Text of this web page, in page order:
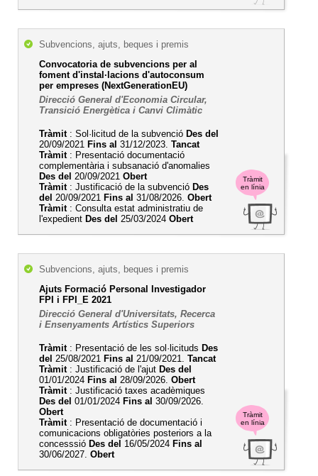
Tràmit
en línia
Subvencions, ajuts, beques i premis
Convocatoria de subvencions per al
foment d'instal·lacions d'autoconsum
per empreses (NextGenerationEU)
Direcció General d'Economia Circular,
Transició Energètica i Canvi Climàtic
Tràmit: Sol·licitud de la subvenció Des del
20/09/2021 Fins al 31/12/2023. Tancat
Tràmit: Presentació documentació
complementària i subsanació d'anomalies
Des del 20/09/2021 Obert
Tràmit: Justificació de la subvenció Des
del 20/09/2021 Fins al 31/08/2026. Obert
Tràmit: Consulta estat administratiu de
l'expedient Des del 25/03/2024 Obert
Tràmit
en línia
Subvencions, ajuts, beques i premis
Ajuts Formació Personal Investigador
FPI i FPI_E 2021
Direcció General d'Universitats, Recerca
i Ensenyaments Artístics Superiors
Tràmit: Presentació de les sol·licituds Des
del 25/08/2021 Fins al 21/09/2021. Tancat
Tràmit: Justificació de l'ajut Des del
01/01/2024 Fins al 28/09/2026. Obert
Tràmit: Justificació taxes acadèmiques
Des del 01/01/2024 Fins al 30/09/2026.
Obert
Tràmit: Presentació de documentació i
comunicacions obligatòries posteriors a la
concesssió Des del 16/05/2024 Fins al
30/06/2027. Obert